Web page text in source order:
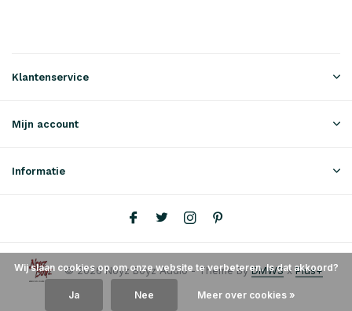
Klantenservice
Mijn account
Informatie
© 2026 Noyz Boyz Audio - Theme ByDMWSxPlus+
Wij slaan cookies op om onze website te verbeteren. Is dat akkoord?
Ja Nee Meer over cookies »